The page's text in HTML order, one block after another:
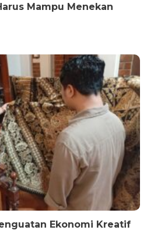
Mampu Menekan
Ekonomi Kreatif